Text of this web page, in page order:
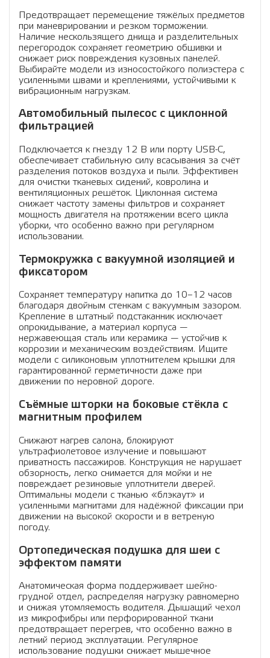
Предотвращает перемещение тяжёлых предметов
при маневрировании и резком торможении.
Наличие нескользящего днища и разделительных
перегородок сохраняет геометрию обшивки и
снижает риск повреждения кузовных панелей.
Выбирайте модели из износостойкого полиэстера с
усиленными швами и креплениями, устойчивыми к
вибрационным нагрузкам.
Автомобильный пылесос с циклонной
фильтрацией
Подключается к гнезду 12 В или порту USB-C,
обеспечивает стабильную силу всасывания за счёт
разделения потоков воздуха и пыли. Эффективен
для очистки тканевых сидений, ковролина и
вентиляционных решёток. Циклонная система
снижает частоту замены фильтров и сохраняет
мощность двигателя на протяжении всего цикла
уборки, что особенно важно при регулярном
использовании.
Термокружка с вакуумной изоляцией и
фиксатором
Сохраняет температуру напитка до 10–12 часов
благодаря двойным стенкам с вакуумным зазором.
Крепление в штатный подстаканник исключает
опрокидывание, а материал корпуса —
нержавеющая сталь или керамика — устойчив к
коррозии и механическим воздействиям. Ищите
модели с силиконовым уплотнителем крышки для
гарантированной герметичности даже при
движении по неровной дороге.
Съёмные шторки на боковые стёкла с
магнитным профилем
Снижают нагрев салона, блокируют
ультрафиолетовое излучение и повышают
приватность пассажиров. Конструкция не нарушает
обзорность, легко снимается для мойки и не
повреждает резиновые уплотнители дверей.
Оптимальны модели с тканью «блэкаут» и
усиленными магнитами для надёжной фиксации при
движении на высокой скорости и в ветреную
погоду.
Ортопедическая подушка для шеи с
эффектом памяти
Анатомическая форма поддерживает шейно-
грудной отдел, распределяя нагрузку равномерно
и снижая утомляемость водителя. Дышащий чехол
из микрофибры или перфорированной ткани
предотвращает перегрев, что особенно важно в
летний период эксплуатации. Регулярное
использование подушки снижает мышечное